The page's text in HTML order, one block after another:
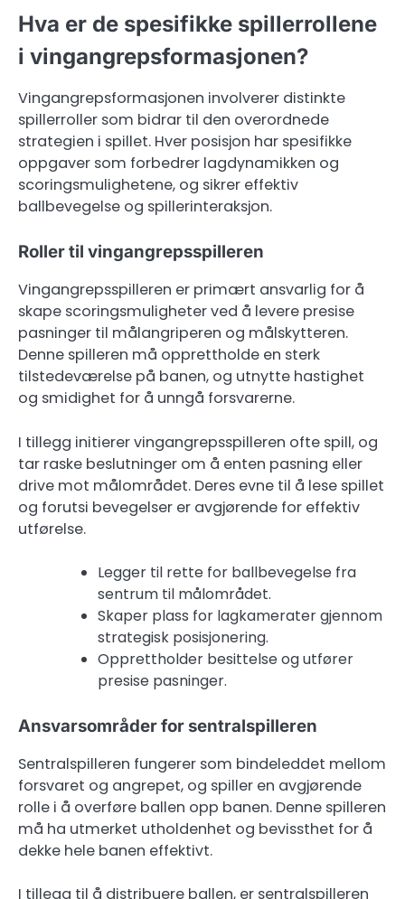
Hva er de spesifikke spillerrollene
i vingangrepsformasjonen?
Vingangrepsformasjonen involverer distinkte
spillerroller som bidrar til den overordnede
strategien i spillet. Hver posisjon har spesifikke
oppgaver som forbedrer lagdynamikken og
scoringsmulighetene, og sikrer effektiv
ballbevegelse og spillerinteraksjon.
Roller til vingangrepsspilleren
Vingangrepsspilleren er primært ansvarlig for å
skape scoringsmuligheter ved å levere presise
pasninger til målangriperen og målskytteren.
Denne spilleren må opprettholde en sterk
tilstedeværelse på banen, og utnytte hastighet
og smidighet for å unngå forsvarerne.
I tillegg initierer vingangrepsspilleren ofte spill, og
tar raske beslutninger om å enten pasning eller
drive mot målområdet. Deres evne til å lese spillet
og forutsi bevegelser er avgjørende for effektiv
utførelse.
Legger til rette for ballbevegelse fra
sentrum til målområdet.
Skaper plass for lagkamerater gjennom
strategisk posisjonering.
Opprettholder besittelse og utfører
presise pasninger.
Ansvarsområder for sentralspilleren
Sentralspilleren fungerer som bindeleddet mellom
forsvaret og angrepet, og spiller en avgjørende
rolle i å overføre ballen opp banen. Denne spilleren
må ha utmerket utholdenhet og bevissthet for å
dekke hele banen effektivt.
I tillegg til å distribuere ballen, er sentralspilleren